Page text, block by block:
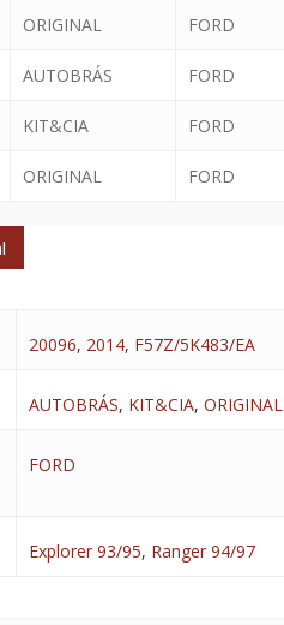
ORIGINAL FORD
AUTOBRÁS FORD
KIT&CIA FORD
ORIGINAL FORD
20096, 2014, F57Z/5K483/EA
AUTOBRÁS, KIT&CIA, ORIGINAL
FORD
Explorer 93/95, Ranger 94/97